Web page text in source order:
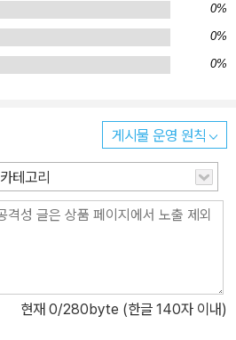
있지만, 허술한 설비나 사고가 일어날
방 목적의 신고도 많았어요. 뿐만 아니
지는 봄철이면 산불을 조심하자는 캠
’ 운동도 정기적으로 시행하고요. 소방관
위해 소방 체험을 실시하기도 하지요.
에 여러 재난 상황에 경각심을 갖게 되
고가 났을 때 대처할 수 있는 방법도 배
볼 수 없는 소방관 안의 모습도 함께
는 소방서 안에서 얼마나 많은 사람들
0%
0%
0%
게시물 운영 원칙
카테고리
현재 0/280byte (한글 140자 이내)